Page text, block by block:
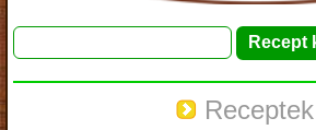
Receptek